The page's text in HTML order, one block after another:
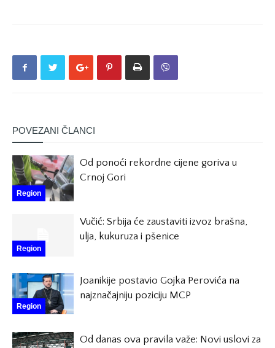
POVEZANI ČLANCI
Region
Od ponoći rekordne cijene goriva u
Crnoj Gori
Region
Vučić: Srbija će zaustaviti izvoz brašna,
ulja, kukuruza i pšenice
Region
Joanikije postavio Gojka Perovića na
najznačajniju poziciju MCP
Od danas ova pravila važe: Novi uslovi za